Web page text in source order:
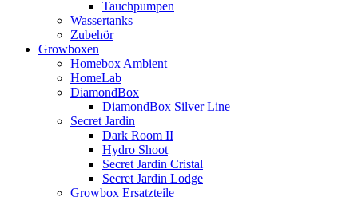
Tauchpumpen
Wassertanks
Zubehör
Growboxen
Homebox Ambient
HomeLab
DiamondBox
DiamondBox Silver Line
Secret Jardin
Dark Room II
Hydro Shoot
Secret Jardin Cristal
Secret Jardin Lodge
Growbox Ersatzteile